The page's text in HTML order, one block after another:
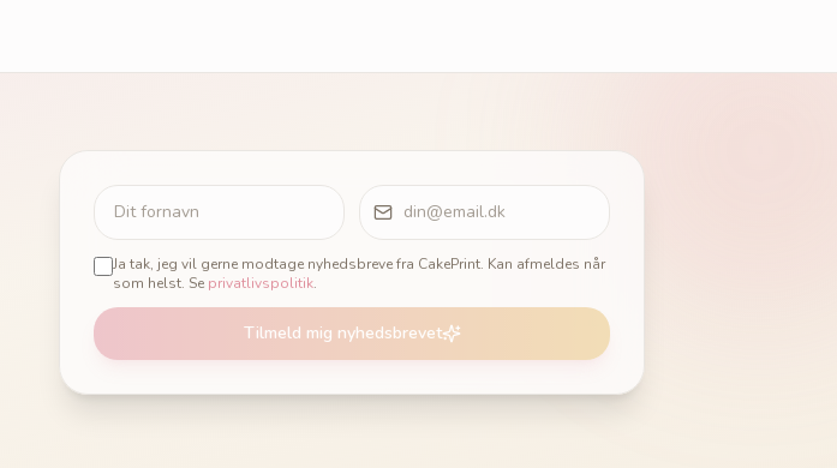
Ja tak, jeg vil gerne modtage nyhedsbreve fra CakePrint. Kan afmeldes når
som helst. Se privatlivspolitik.
Tilmeld mig nyhedsbrevet